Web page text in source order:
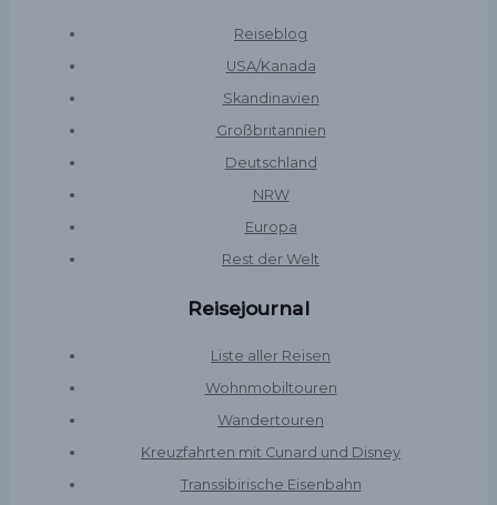
Reiseblog
USA/Kanada
Skandinavien
Großbritannien
Deutschland
NRW
Europa
Rest der Welt
Reisejournal
Liste aller Reisen
Wohnmobiltouren
Wandertouren
Kreuzfahrten mit Cunard und Disney
Transsibirische Eisenbahn